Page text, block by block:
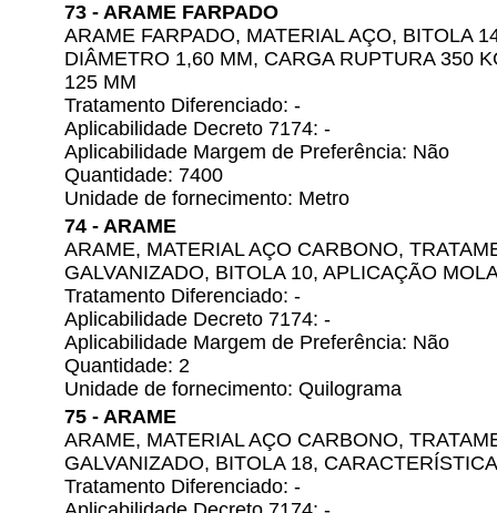
73 - ARAME FARPADO
ARAME FARPADO, MATERIAL AÇO, BITOLA
DIÂMETRO 1,60 MM, CARGA RUPTURA 350
125 MM
Tratamento Diferenciado: -
Aplicabilidade Decreto 7174: -
Aplicabilidade Margem de Preferência: Não
Quantidade: 7400
Unidade de fornecimento: Metro
74 - ARAME
ARAME, MATERIAL AÇO CARBONO,
GALVANIZADO, BITOLA 10, APLICAÇÃO
Tratamento Diferenciado: -
Aplicabilidade Decreto 7174: -
Aplicabilidade Margem de Preferência: Não
Quantidade: 2
Unidade de fornecimento: Quilograma
75 - ARAME
ARAME, MATERIAL AÇO CARBONO,
GALVANIZADO, BITOLA 18,
Tratamento Diferenciado: -